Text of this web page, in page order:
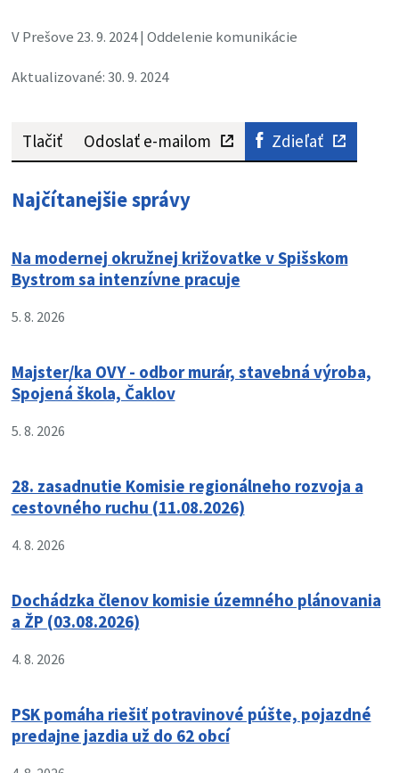
V Prešove 23. 9. 2024 | Oddelenie komunikácie
Aktualizované: 30. 9. 2024
Tlačiť Odoslať e-mailom Zdieľať
Najčítanejšie správy
Na modernej okružnej križovatke v Spišskom
Bystrom sa intenzívne pracuje
5. 8. 2026
Majster/ka OVY - odbor murár, stavebná výroba,
Spojená škola, Čaklov
5. 8. 2026
28. zasadnutie Komisie regionálneho rozvoja a
cestovného ruchu (11.08.2026)
4. 8. 2026
Dochádzka členov komisie územného plánovania
a ŽP (03.08.2026)
4. 8. 2026
PSK pomáha riešiť potravinové púšte, pojazdné
predajne jazdia už do 62 obcí